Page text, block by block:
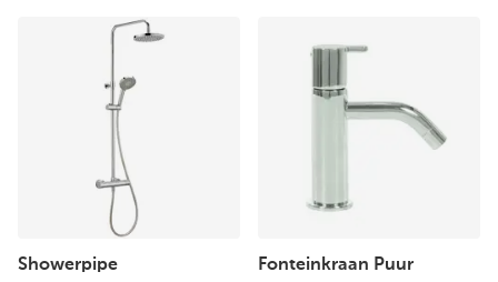
Showerpipe
Fonteinkraan Puur